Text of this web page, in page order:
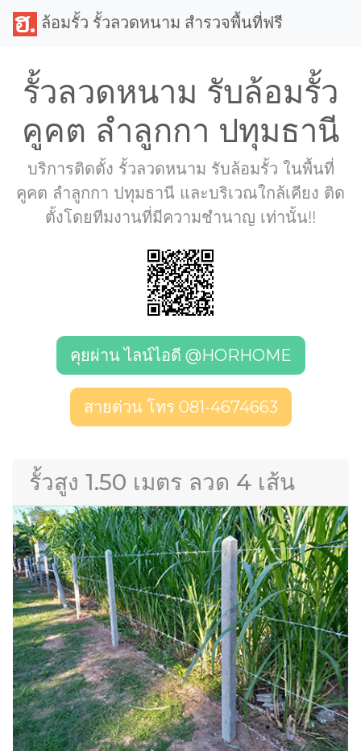
ล้อมรั้ว รั้วลวดหนาม สำรวจพื้นที่ฟรี
รั้วลวดหนาม รับล้อมรั้ว
คูคต ลำลูกกา ปทุมธานี
บริการติดตั้ง รั้วลวดหนาม รับล้อมรั้ว ในพื้นที่
คูคต ลำลูกกา ปทุมธานี และบริเวณใกล้เคียง ติด
ตั้งโดยทีมงานที่มีความชำนาญ เท่านั้น!!
คุยผ่าน ไลน์ไอดี @HORHOME
สายด่วน โทร 081-4674663
รั้วสูง 1.50 เมตร ลวด 4 เส้น